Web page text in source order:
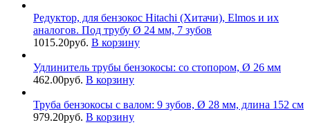
Редуктор, для бензокос Hitachi (Хитачи), Elmos и их
аналогов. Под трубу Ø 24 мм, 7 зубов
1015.20руб. В корзину
Удлинитель трубы бензокосы: со стопором, Ø 26 мм
462.00руб. В корзину
Труба бензокосы с валом: 9 зубов, Ø 28 мм, длина 152 см
979.20руб. В корзину